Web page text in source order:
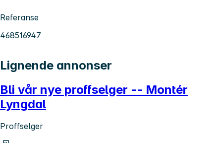
Referanse
468516947
Lignende annonser
Bli vår nye proffselger -- Montér
Lyngdal
Proffselger